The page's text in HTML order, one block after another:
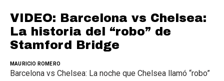
VIDEO: Barcelona vs Chelsea:
La historia del “robo” de
Stamford Bridge
MAURICIO ROMERO
Barcelona vs Chelsea: La noche que Chelsea llamó “robo”